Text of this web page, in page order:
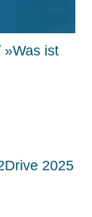
»Was ist
2025